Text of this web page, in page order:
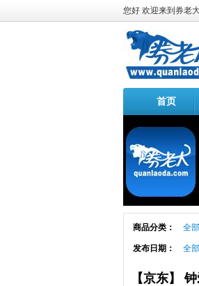
您好 欢迎来到券老
首页
商品分类： 全部
发布日期： 全部
【京东】